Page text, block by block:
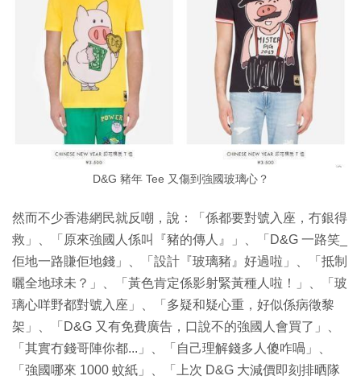
D&G 豬年 Tee 又傷到強國玻璃心？
然而不少香港網民就反嘲，說：「係都要對號入座，冇銀得
救」、「原來強國人係叫『豬的傳人』」、「D&G 一路笑_
佢地一路賺佢地錢」、「設計『玻璃豬』好過啦」、「抵制
曬全地球未？」、「黃色肯定係影射緊黃種人啦！」、「玻
璃心咩野都對號入座」、「多疑和疑心重，好似係病徵黎
架」、「D&G 又有免費廣告，口說不的強國人會買了」、
「其實冇錢哥陣你都...」、「自己理解錢多人傻咋喎」、
「強國哪來 1000 蚊紙」、「上次 D&G 大減價即刻排晒隊